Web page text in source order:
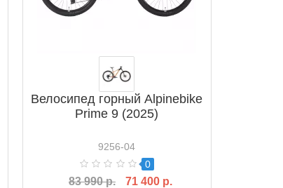
Велосипед горный Alpinebike
Prime 9 (2025)
9256-04
0
83 990 р. 71 400 р.